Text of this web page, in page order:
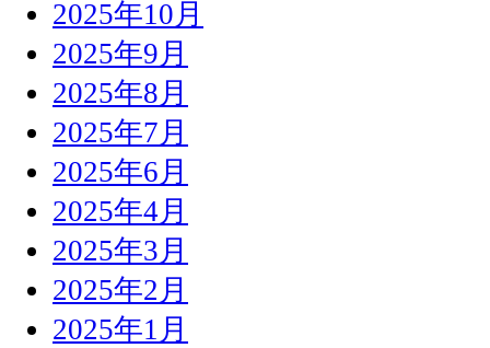
2025年10月
2025年9月
2025年8月
2025年7月
2025年6月
2025年4月
2025年3月
2025年2月
2025年1月